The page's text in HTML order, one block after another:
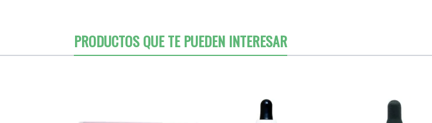
PRODUCTOS QUE TE PUEDEN INTERESAR